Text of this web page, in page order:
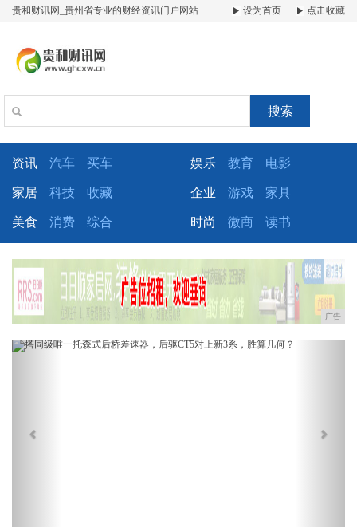
贵和财讯网_贵州省专业的财经资讯门户网站 设为首页 点击收藏
搜索
资讯 汽车 买车 娱乐 教育 电影
家居 科技 收藏 企业 游戏 家具
美食 消费 综合 时尚 微商 读书
广告
Previous